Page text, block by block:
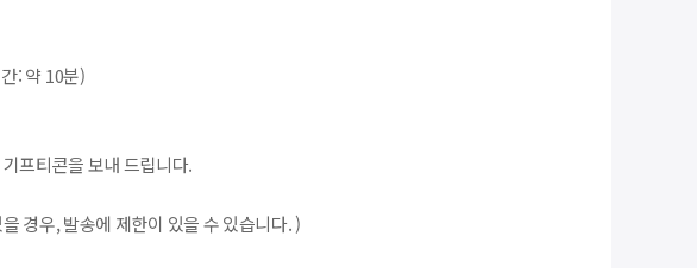
: 약 10분)
프티콘을 보내 드립니다.
경우, 발송에 제한이 있을 수 있습니다. )